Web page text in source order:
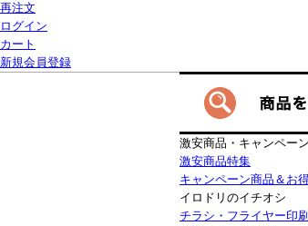
再注文
ログイン
カート
新規会員登録
激安商品・キャンペーン
激安商品特集
キャンペーン商品＆お
イロドリのイチオシ
チラシ・フライヤー印刷